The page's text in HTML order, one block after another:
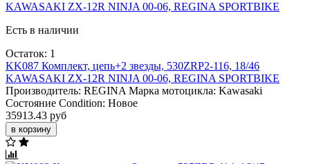
Есть в наличии
Остаток: 1
KK087 Комплект, цепь+2 звезды, 530ZRP2-116, 18/46
KAWASAKI ZX-12R NINJA 00-06, REGINA SPORTBIKE
Производитель: REGINA Марка мотоцикла: Kawasaki
Состояние Condition: Новое
35913.43 руб
в корзину